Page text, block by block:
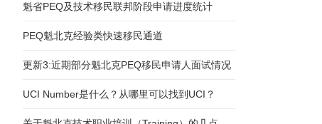
魁省PEQ及技术移民联邦阶段申请进度统计
PEQ魁北克经验类快速移民通道
更新3:近期部分魁北克PEQ移民申请人面试情况
UCI Number是什么？从哪里可以找到UCI？